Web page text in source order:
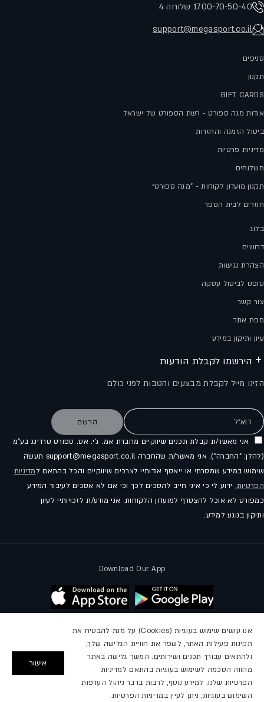
1700-70-50-40 שלוחה 4
support@megasport.co.il
סניפים
תקנון
GIFT CARDS
אודות מגה ספורט - רשת הספורט של ישראל
ביטול הזמנה והחזרות
מדיניות פרטיות
משלוחים
תקנון מועדון לקוחות - "מגה ספורט״
חוזרים לבית הספר
בלוג
דרושים
הצהרת נגישות
טופס לביטול עסקה
צור קשר
מפת אתר
עיון ותיקון במידע
הירשמו לקבלת הודעות
הזינו מייל לקבלת מבצעים והטבות לפני כולם
דוא"ל הרשם
אני מאשר/ת קבלת תכנים שיווקיים מחברת אמ. ג'י. אס. ספורט טרדינג בע"מ
(להלן: "החברה"). אני מאשר/ת שהחברה support@megasport.co.il תעשה
שימוש במידע שמסרתי או ייאסף אודותיי לצרכים שיווקיים והכל בהתאם למדיניות
הפרטיות. ידוע לי כי איני חייב להסכים לכך וכי אם לא אסכים לעיבוד המידע
כמפורט לא אוכל להצטרף למועדון הלקוחות. אני מודע/ת לזכויותיי לעיון
ותיקון בנוגע למידע.
Download Our App
עקבו אחרינו
2026, מגה ספורט מופעל על ידי Shopify
אנו עושים שימוש בעוגיות (Cookies) על מנת להבטיח את
תקינות פעילות האתר, לשפר את חוויית הגלישה שלך,
ולהתאים עבורך תכנים ושירותים. המשך גלישה באתר
מהווה הסכמה לשימוש בעוגיות בהתאם למדיניות
הפרטיות שלנו. למידע נוסף, לרבות בדבר ניהול העדפות
השימוש בעוגיות, ניתן לעיין במדיניות הפרטיות.
אישור